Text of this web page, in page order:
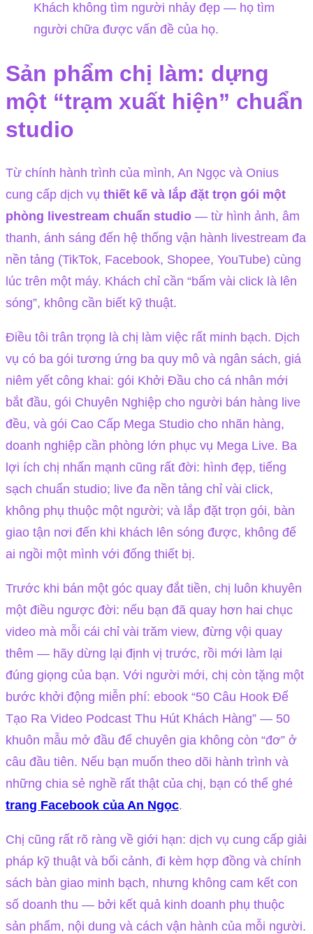
Khách không tìm người nhảy đẹp — họ tìm
người chữa được vấn đề của họ.
Sản phẩm chị làm: dựng
một “trạm xuất hiện” chuẩn
studio
Từ chính hành trình của mình, An Ngọc và Onius
cung cấp dịch vụ thiết kế và lắp đặt trọn gói một
phòng livestream chuẩn studio — từ hình ảnh, âm
thanh, ánh sáng đến hệ thống vận hành livestream đa
nền tảng (TikTok, Facebook, Shopee, YouTube) cùng
lúc trên một máy. Khách chỉ cần “bấm vài click là lên
sóng”, không cần biết kỹ thuật.
Điều tôi trân trọng là chị làm việc rất minh bạch. Dịch
vụ có ba gói tương ứng ba quy mô và ngân sách, giá
niêm yết công khai: gói Khởi Đầu cho cá nhân mới
bắt đầu, gói Chuyên Nghiệp cho người bán hàng live
đều, và gói Cao Cấp Mega Studio cho nhãn hàng,
doanh nghiệp cần phòng lớn phục vụ Mega Live. Ba
lợi ích chị nhấn mạnh cũng rất đời: hình đẹp, tiếng
sạch chuẩn studio; live đa nền tảng chỉ vài click,
không phụ thuộc một người; và lắp đặt trọn gói, bàn
giao tận nơi đến khi khách lên sóng được, không để
ai ngồi một mình với đống thiết bị.
Trước khi bán một góc quay đắt tiền, chị luôn khuyên
một điều ngược đời: nếu bạn đã quay hơn hai chục
video mà mỗi cái chỉ vài trăm view, đừng vội quay
thêm — hãy dừng lại định vị trước, rồi mới làm lại
đúng giọng của bạn. Với người mới, chị còn tặng một
bước khởi động miễn phí: ebook “50 Câu Hook Để
Tạo Ra Video Podcast Thu Hút Khách Hàng” — 50
khuôn mẫu mở đầu để chuyên gia không còn “đơ” ở
câu đầu tiên. Nếu bạn muốn theo dõi hành trình và
những chia sẻ nghề rất thật của chị, bạn có thể ghé
trang Facebook của An Ngọc.
Chị cũng rất rõ ràng về giới hạn: dịch vụ cung cấp giải
pháp kỹ thuật và bối cảnh, đi kèm hợp đồng và chính
sách bàn giao minh bạch, nhưng không cam kết con
số doanh thu — bởi kết quả kinh doanh phụ thuộc
sản phẩm, nội dung và cách vận hành của mỗi người.